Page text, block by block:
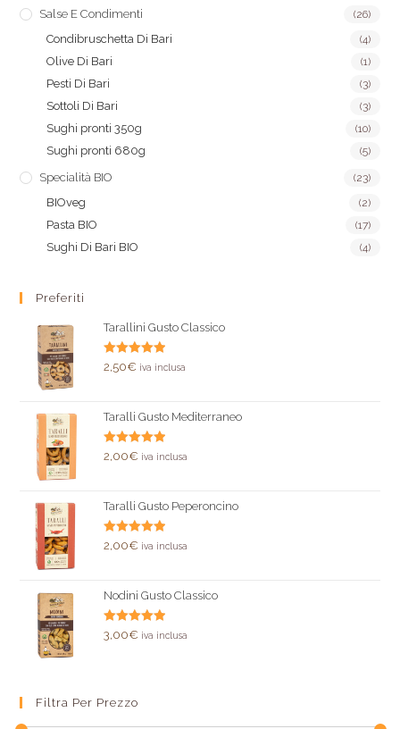
Salse E Condimenti (26)
Condibruschetta Di Bari (4)
Olive Di Bari (1)
Pesti Di Bari (3)
Sottoli Di Bari (3)
Sughi pronti 350g (10)
Sughi pronti 680g (5)
Specialità BIO (23)
BIOveg (2)
Pasta BIO (17)
Sughi Di Bari BIO (4)
Preferiti
Tarallini Gusto Classico
Valutato
2,50€ iva inclusa
Taralli Gusto Mediterraneo
Valutato
2,00€ iva inclusa
Taralli Gusto Peperoncino
Valutato
2,00€ iva inclusa
Nodini Gusto Classico
Valutato
3,00€ iva inclusa
Filtra Per Prezzo